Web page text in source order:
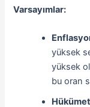
Varsayımlar:
yüksek
yüksek
bu oran